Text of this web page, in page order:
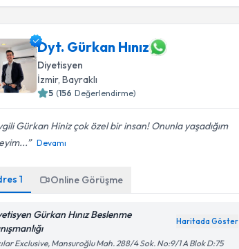
Dyt. Gürkan Hınız
Diyetisyen
İzmir, Bayraklı
5 (156 Değerlendirme)
Gürkan Hiniz çok özel bir insan! Onunla yaşadığım
Devamı
1 Online Görüşme
Gürkan Hınız Beslenme
Haritada Göster
Exclusive, Mansuroğlu Mah. 288/4 Sok. No:9/1 A Blok D:75